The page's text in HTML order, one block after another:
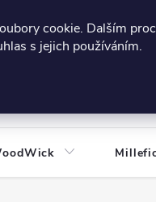
cookie. Dalším
s jejich používáním.
e-shopu Podmínky